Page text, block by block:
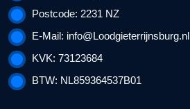
Postcode: 2231 NZ
E-Mail: info@Loodgieterrijnsburg.nl
KVK: 73123684
BTW: NL859364537B01